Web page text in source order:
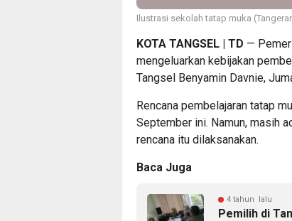
Ilustrasi sekolah tatap muka
KOTA TANGSEL | TD —
mengeluarkan kebijakan
Tangsel Benyamin Davnie,
Rencana pembelajaran tatap
September ini. Namun, masih
rencana itu dilaksanakan.
Baca Juga
4 tahun lalu
Pemilih di